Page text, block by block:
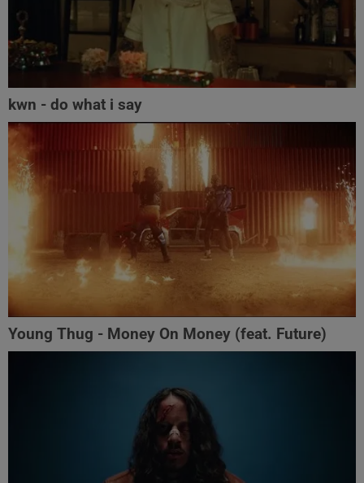
kwn - do what i say
Young Thug - Money On Money (feat. Future)